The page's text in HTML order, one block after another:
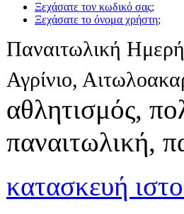
Ξεχάσατε τον κωδικό σας;
Ξεχάσατε το όνομα χρήστη;
Παναιτωλική
Αγρίνιο,
αθλητισμός,
παναιτωλική,
κατασκευή